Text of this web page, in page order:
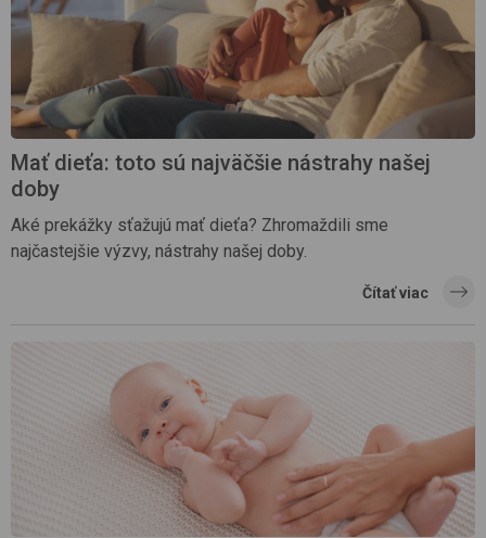
Mať dieťa: toto sú najväčšie nástrahy našej
doby
Aké prekážky sťažujú mať dieťa? Zhromaždili sme
najčastejšie výzvy, nástrahy našej doby.
Čítať viac